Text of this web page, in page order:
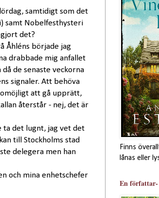
samtidigt som det
samt Nobelfesthysteri
gjort det?
Åhléns började jag
drabbade mig anfallet
de senaste veckorna
signaler. Att behöva
att gå upprätt,
återstår - nej, det är
ta det lugnt, jag vet det
till Stockholms stad
delegera men han
och mina enhetschefer
Finns
lånas eller
En författar-